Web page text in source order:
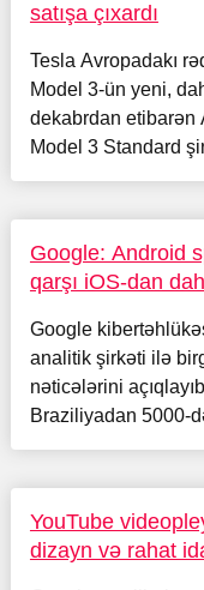
satışa çıxardı
Tesla Avropadakı
Model 3-ün yeni,
dekabrdan etibarən
Model 3 Standard
Google: Android
qarşı iOS-dan
Google
analitik şirkəti ilə
nəticələrini
Braziliyadan 5000-
YouTube
dizayn və rahat